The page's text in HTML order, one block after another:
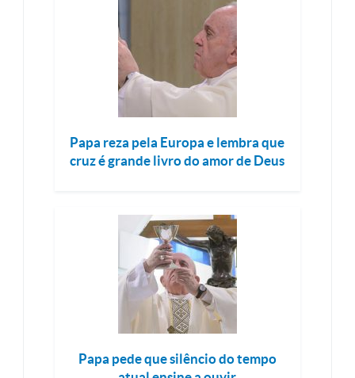
Papa reza pela Europa e lembra que
cruz é grande livro do amor de Deus
Papa pede que silêncio do tempo